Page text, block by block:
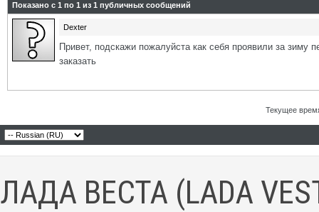
Показано с 1 по 1 из 1 публичных сообщений
Dexter
Привет, подскажи пожалуйста как себя проявили за зиму
заказать
Текущее
ЛАДА ВЕСТА (LADA